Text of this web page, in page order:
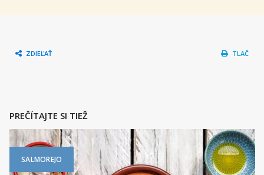
ZDIEĽAŤ TLAČ
PREČÍTAJTE SI TIEŽ
SALMOREJO